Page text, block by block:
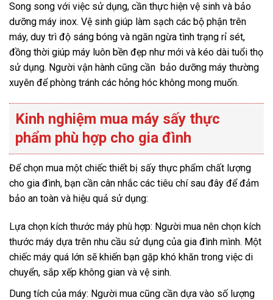
Song song với việc sử dụng, cần thực hiện vệ sinh và bảo
dưỡng máy inox. Vệ sinh giúp làm sạch các bộ phận trên
máy, duy trì độ sáng bóng và ngăn ngừa tình trạng rỉ sét,
đồng thời giúp máy luôn bền đẹp như mới và kéo dài tuổi thọ
sử dụng. Người vận hành cũng cần bảo dưỡng máy thường
xuyên để phòng tránh các hỏng hóc không mong muốn.
Kinh nghiệm mua máy sấy thực
phẩm phù hợp cho gia đình
Để chọn mua một chiếc thiết bị sấy thực phẩm chất lượng
cho gia đình, bạn cần cân nhắc các tiêu chí sau đây để đảm
bảo an toàn và hiệu quả sử dụng:
Lựa chọn kích thước máy phù hợp: Người mua nên chọn kích
thước máy dựa trên nhu cầu sử dụng của gia đình mình. Một
chiếc máy quá lớn sẽ khiến bạn gặp khó khăn trong việc di
chuyển, sắp xếp không gian và vệ sinh.
Dung tích của máy: Người mua cũng cần dựa vào số lượng